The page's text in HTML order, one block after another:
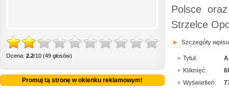
Ocena: 2.2/10 (49 głosów)
Promuj tą stronę w okienku reklamowym!
Polsce
Strzelce
Szczegóły
Tytuł:
Kliknięć:
Wyświetleń: